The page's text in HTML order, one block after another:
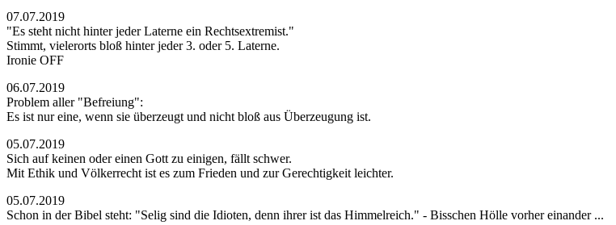
07.07.2019
"Es steht nicht hinter jeder Laterne ein Rechtsextremist."
Stimmt, vielerorts bloß hinter jeder 3. oder 5. Laterne.
Ironie OFF
06.07.2019
Problem aller "Befreiung":
Es ist nur eine, wenn sie überzeugt und nicht bloß aus Überzeugung ist.
05.07.2019
Sich auf keinen oder einen Gott zu einigen, fällt schwer.
Mit Ethik und Völkerrecht ist es zum Frieden und zur Gerechtigkeit leichter.
05.07.2019
Schon in der Bibel steht: "Selig sind die Idioten, denn ihrer ist das Himmelreich." - Bisschen Hölle vorher einander ...